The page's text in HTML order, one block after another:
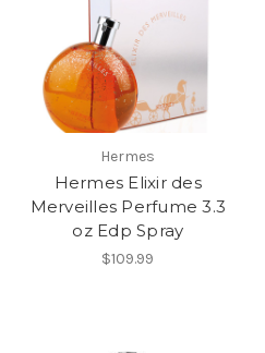
Hermes
Hermes Elixir des
Merveilles Perfume 3.3
oz Edp Spray
$109.99